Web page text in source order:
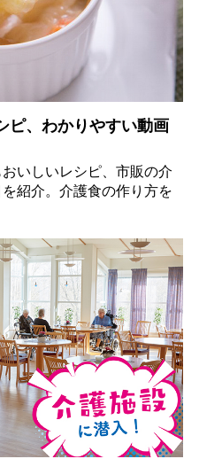
ピ、わかりやすい動画
いしいレシピ、市販の介
紹介。介護食の作り方を